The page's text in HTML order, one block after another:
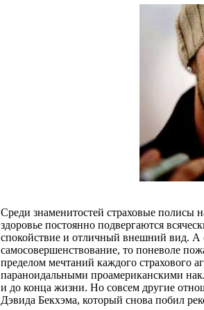
Среди знаменитостей страховые полисы
здоровье постоянно подвергаются
спокойствие и отличный внешний вид. А
самосовершенствование, то поневоле
пределом мечтаний каждого страхового
параноидальными проамериканскими
и до конца жизни. Но совсем другие
Дэвида Бекхэма, который снова побил